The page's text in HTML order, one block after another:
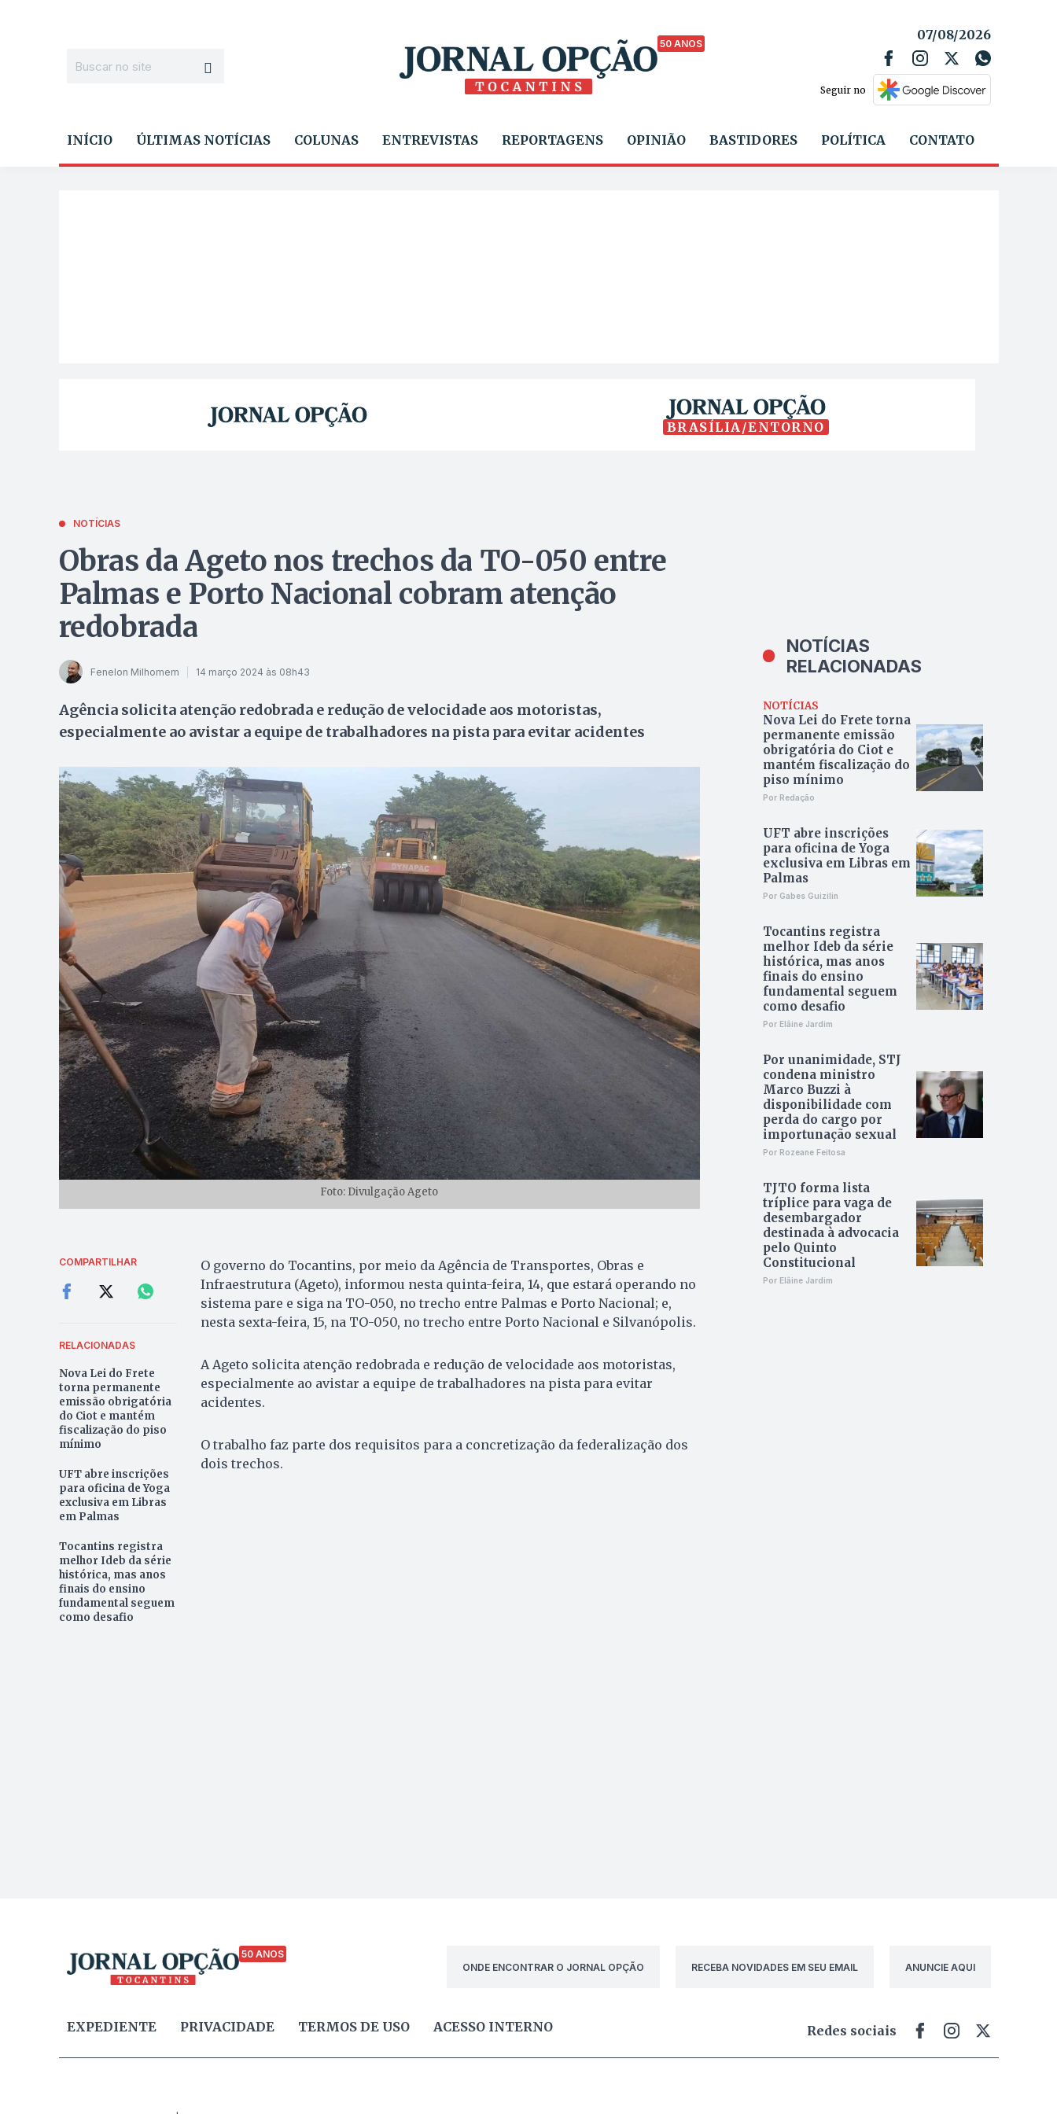
50 ANOS
07/08/2026
Seguir no
INÍCIO ÚLTIMAS NOTÍCIAS COLUNAS ENTREVISTAS REPORTAGENS OPINIÃO BASTIDORES POLÍTICA CONTATO
BRASÍLIA/ENTORNO
NOTÍCIAS
Obras da Ageto nos trechos da TO-050 entre
Palmas e Porto Nacional cobram atenção
redobrada
Fenelon Milhomem 14 março 2024 às 08h43
Agência solicita atenção redobrada e redução de velocidade aos motoristas,
especialmente ao avistar a equipe de trabalhadores na pista para evitar acidentes
Foto: Divulgação Ageto
COMPARTILHAR
RELACIONADAS
Nova Lei do Frete
torna permanente
emissão obrigatória
do Ciot e mantém
fiscalização do piso
mínimo
UFT abre inscrições
para oficina de Yoga
exclusiva em Libras
em Palmas
Tocantins registra
melhor Ideb da série
histórica, mas anos
finais do ensino
fundamental seguem
como desafio
O governo do Tocantins, por meio da Agência de Transportes, Obras e
Infraestrutura (Ageto), informou nesta quinta-feira, 14, que estará operando no
sistema pare e siga na TO-050, no trecho entre Palmas e Porto Nacional; e,
nesta sexta-feira, 15, na TO-050, no trecho entre Porto Nacional e Silvanópolis.
A Ageto solicita atenção redobrada e redução de velocidade aos motoristas,
especialmente ao avistar a equipe de trabalhadores na pista para evitar
acidentes.
O trabalho faz parte dos requisitos para a concretização da federalização dos
dois trechos.
NOTÍCIAS
RELACIONADAS
NOTÍCIAS
Nova Lei do Frete torna
permanente emissão
obrigatória do Ciot e
mantém fiscalização do
piso mínimo
Por Redação
UFT abre inscrições
para oficina de Yoga
exclusiva em Libras em
Palmas
Por Gabes Guizilin
Tocantins registra
melhor Ideb da série
histórica, mas anos
finais do ensino
fundamental seguem
como desafio
Por Elâine Jardim
Por unanimidade, STJ
condena ministro
Marco Buzzi à
disponibilidade com
perda do cargo por
importunação sexual
Por Rozeane Feitosa
TJTO forma lista
tríplice para vaga de
desembargador
destinada à advocacia
pelo Quinto
Constitucional
Por Elâine Jardim
50 ANOS
ONDE ENCONTRAR O JORNAL OPÇÃO
RECEBA NOVIDADES EM SEU EMAIL ANUNCIE AQUI
EXPEDIENTE PRIVACIDADE TERMOS DE USO ACESSO INTERNO Redes sociais